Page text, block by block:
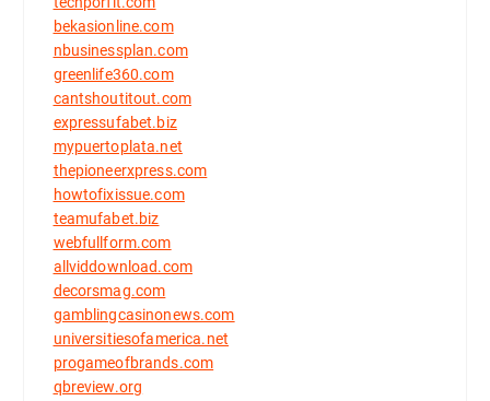
bekasionline.com
nbusinessplan.com
greenlife360.com
cantshoutitout.com
expressufabet.biz
mypuertoplata.net
thepioneerxpress.com
howtofixissue.com
teamufabet.biz
webfullform.com
allviddownload.com
decorsmag.com
gamblingcasinonews.com
universitiesofamerica.net
progameofbrands.com
qbreview.org